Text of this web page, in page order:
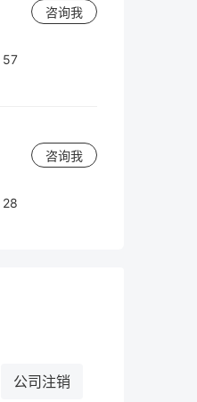
57
咨询我
28
咨询我
公司注销